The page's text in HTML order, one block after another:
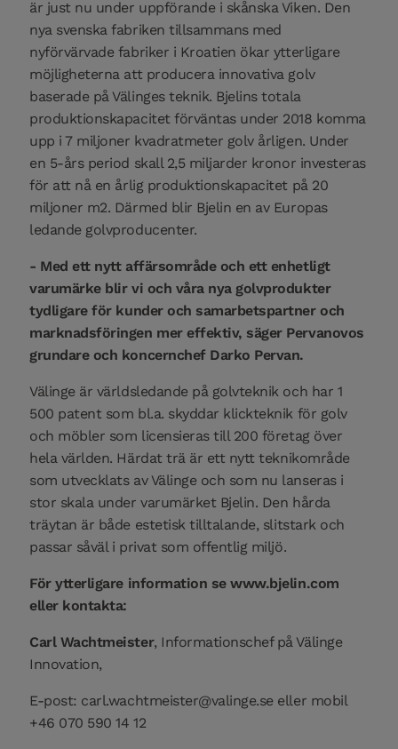
är just nu under uppförande i skånska Viken. Den
nya svenska fabriken tillsammans med
nyförvärvade fabriker i Kroatien ökar ytterligare
möjligheterna att producera innovativa golv
baserade på Välinges teknik. Bjelins totala
produktionskapacitet förväntas under 2018 komma
upp i 7 miljoner kvadratmeter golv årligen. Under
en 5-års period skall 2,5 miljarder kronor investeras
för att nå en årlig produktionskapacitet på 20
miljoner m2. Därmed blir Bjelin en av Europas
ledande golvproducenter.
- Med ett nytt affärsområde och ett enhetligt
varumärke blir vi och våra nya golvprodukter
tydligare för kunder och samarbetspartner och
marknadsföringen mer effektiv, säger Pervanovos
grundare och koncernchef Darko Pervan.
Välinge är världsledande på golvteknik och har 1
500 patent som bl.a. skyddar klickteknik för golv
och möbler som licensieras till 200 företag över
hela världen. Härdat trä är ett nytt teknikområde
som utvecklats av Välinge och som nu lanseras i
stor skala under varumärket Bjelin. Den hårda
träytan är både estetisk tilltalande, slitstark och
passar såväl i privat som offentlig miljö.
För ytterligare information se www.bjelin.com
eller kontakta:
Carl Wachtmeister, Informationschef på Välinge
Innovation,
E-post: carl.wachtmeister@valinge.seeller mobil
+46 070 590 14 12